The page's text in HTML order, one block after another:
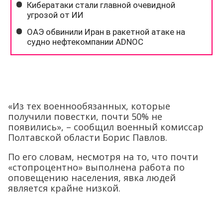
«Из тех военнообязанных, которые
получили повестки, почти 50% не
появились», – сообщил военный комиссар
Полтавской области Борис Павлов.
По его словам, несмотря на то, что почти
«стопроцентно» выполнена работа по
оповещению населения, явка людей
является крайне низкой.